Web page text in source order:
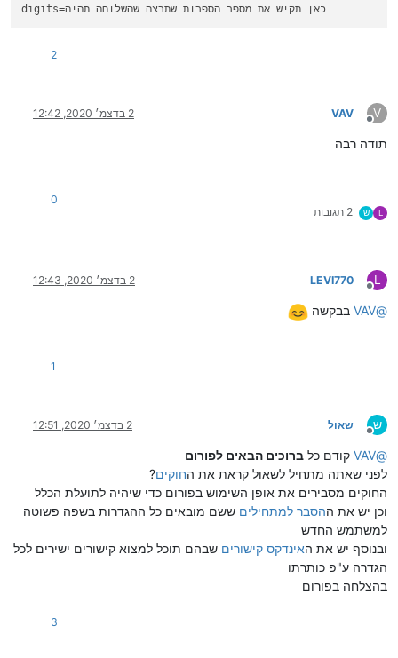
digits =כאן תקיש את מספר הספרות שתרצה שהשלוחה תהיה
2
V
מנותק
VAV 2 בדצמ׳ 2020, 12:42
תודה רבה
L ש 2 תגובות
0
L
מנותק
LEVI770 2 בדצמ׳ 2020, 12:43
@
VAV בבקשה
1
ש
מנותק
שאול 2 בדצמ׳ 2020, 12:51
@
VAV קודם כל ברוכים הבאים לפורום
לפני שאתה מתחיל לשאול קראת את החוקים?
החוקים מסבירים את אופן השימוש בפורום כדי שיהיה לתועלת הכלל
וכן יש את ההסבר למתחילים ששם מובאים כל ההגדרות בשפה פשוטה
למשתמש החדש
ובנוסף יש את האינדקס קישורים שבהם תוכל למצוא קישורים ישירים לכל
הגדרה ע"פ כותרתו
בהצלחה בפורום
3